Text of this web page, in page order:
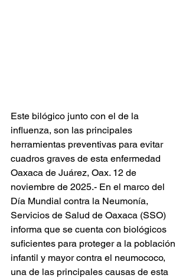
Este bilógico junto con el de la
influenza, son las principales
herramientas preventivas para evitar
cuadros graves de esta enfermedad
Oaxaca de Juárez, Oax. 12 de
noviembre de 2025.- En el marco del
Día Mundial contra la Neumonía,
Servicios de Salud de Oaxaca (SSO)
informa que se cuenta con biológicos
suficientes para proteger a la población
infantil y mayor contra el neumococo,
una de las principales causas de esta